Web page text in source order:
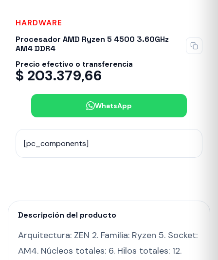
HARDWARE
Procesador AMD Ryzen 5 4500 3.60GHz
AM4 DDR4
Precio efectivo o transferencia
$ 203.379,66
WhatsApp
[pc_components]
Descripción del producto
Arquitectura: ZEN 2. Familia: Ryzen 5. Socket:
AM4. Núcleos totales: 6. Hilos totales: 12.